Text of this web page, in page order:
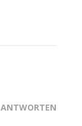
ANTWORTEN